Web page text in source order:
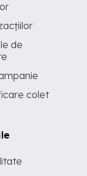
de
colet